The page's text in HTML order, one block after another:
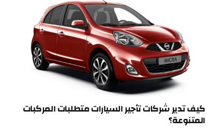
كيف تدير شركات تأجير السيارات متطلبات المركبات
المتنوعة؟